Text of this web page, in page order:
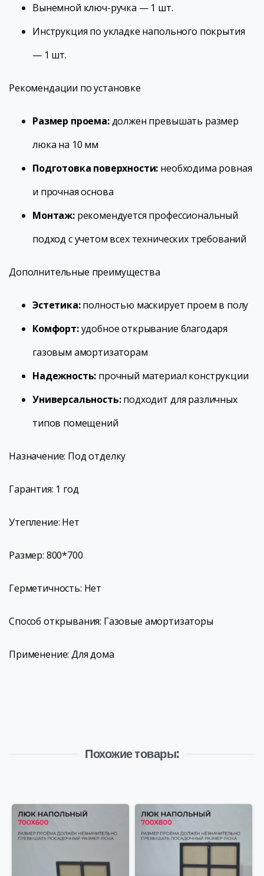
Вынемной ключ-ручка — 1 шт.
Инструкция по укладке напольного покрытия
— 1 шт.
Рекомендации по установке
Размер проема:должен превышать размер
люка на 10 мм
Подготовка поверхности: необходима ровная
и прочная основа
Монтаж:рекомендуется профессиональный
подход с учетом всех технических требований
Дополнительные преимущества
Эстетика:полностью маскирует проем в полу
Комфорт:удобное открывание благодаря
газовым амортизаторам
Надежность: прочный материал конструкции
Универсальность:подходит для различных
типов помещений
Назначение: Под отделку
Гарантия: 1 год
Утепление: Нет
Размер: 800*700
Герметичность: Нет
Способ открывания: Газовые амортизаторы
Применение: Для дома
Похожие товары: